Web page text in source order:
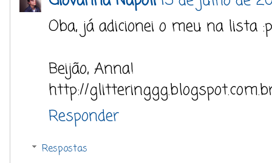
Oba, já adicionei o meu na lista :p
Beijão, Anna!
http://
Responder
Respostas